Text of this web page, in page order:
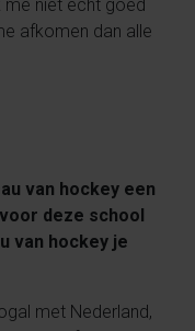
me niet echt goed
afkomen dan alle
van hockey een
deze school
van hockey je
met Nederland,